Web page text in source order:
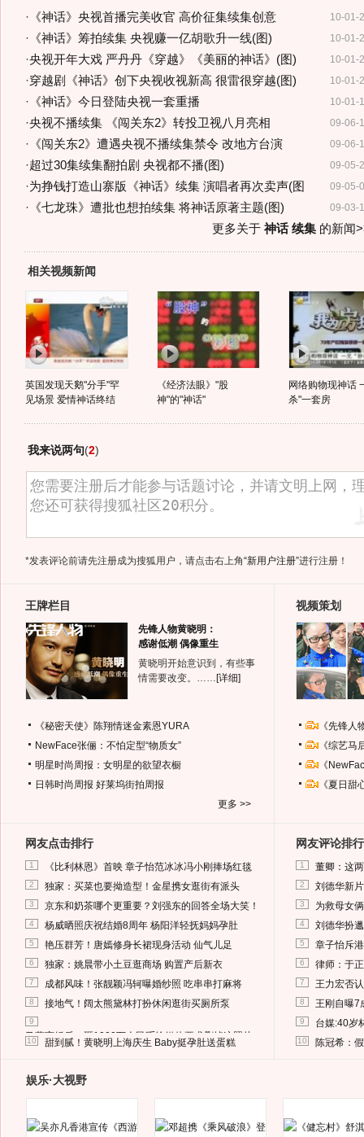
10-01-
· 《神话》央视首播完美收官 高价征集续集创意
10-01-
· 《神话》筹拍续集 央视赚一亿胡歌升一线(图)
10-01-
·央视开年大戏 严丹丹《穿越》《美丽的神话》(图)
10-01-
·穿越剧《神话》创下央视收视新高 很雷很穿越(图)
10-01-
· 《神话》今日登陆央视一套重播
09-06-
·央视不播续集 《闯关东2》转投卫视八月亮相
09-06-
· 《闯关东2》遭遇央视不播续集禁令 改地方台演
09-05-
·超过30集续集翻拍剧 央视都不播(图)
09-05-
·为挣钱打造山寨版《神话》续集 演唱者再次卖声(图
09-03-
· 《七龙珠》遭批也想拍续集 将神话原著主题(图)
更多关于 神话 续集的新闻
相关视频新闻
英国发现天鹅"分手"罕
见场景 爱情神话终结
《经济法眼》"股
神"的"神话"
网络购物现神话
杀"一套房
我来说两句(2)
*发表评论前请先注册成为搜狐用户，请点击右上角“新用户注册”进行注册！
王牌栏目
先锋人物黄晓明：
感谢低潮 偶像重生
黄晓明开始意识到，有些事
情需要改变。…… [详细]
《秘密天使》陈翔情迷金素恩YURA
NewFace张俪：不怕定型“物质女”
明星时尚周报：女明星的欲望衣橱
日韩时尚周报 好莱坞街拍周报
更多 >>
视频策划
《先锋
《综艺
《
《夏日
网友点击排行
1 《比利林恩》首映 章子怡范冰冰冯小刚捧场红毯
2 独家：买菜也要拗造型！金星携女逛街有派头
3 京东和奶茶哪个更重要？刘强东的回答全场大笑！
4 杨威晒照庆祝结婚8周年 杨阳洋轻抚妈妈孕肚
5 艳压群芳！唐嫣修身长裙现身活动 仙气儿足
6 独家：姚晨带小土豆逛商场 购置产后新衣
7 成都风味！张靓颖冯轲曝婚纱照 吃串串打麻将
8 接地气！阔太熊黛林打扮休闲逛街买厕所泵
9
马蓉离婚后，砸1000万人民币给媒体要求删掉这照片
10 甜到腻！黄晓明上海庆生 Baby挺孕肚送蛋糕
网友评论排行
1 董卿：这
2 刘德华新
3 为救母女
4 刘德华扮
5 章子怡斥
6 律师：于
7 王力宏否
8 王刚自曝7
9 台媒:40岁
10 陈冠希：
娱乐·大视野